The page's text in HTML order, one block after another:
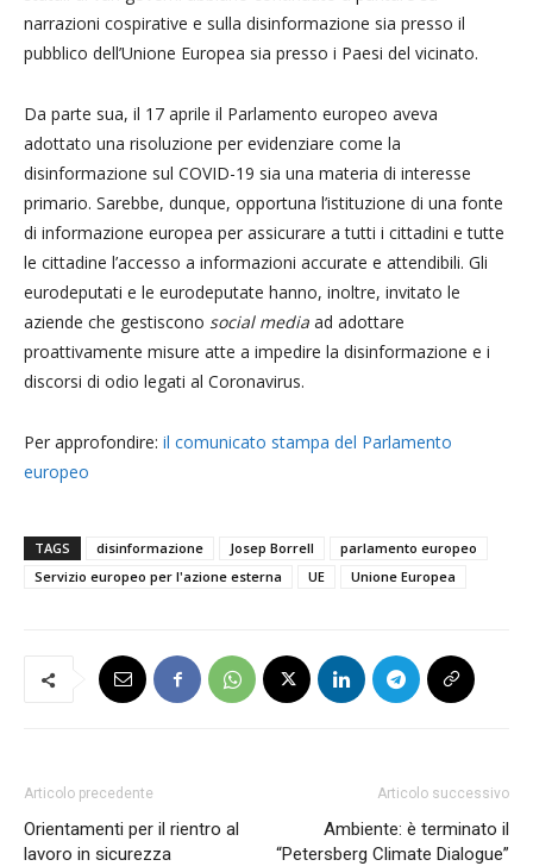
narrazioni cospirative e sulla disinformazione sia presso il
pubblico dell’Unione Europea sia presso i Paesi del vicinato.
Da parte sua, il 17 aprile il Parlamento europeo aveva
adottato una risoluzione per evidenziare come la
disinformazione sul COVID-19 sia una materia di interesse
primario. Sarebbe, dunque, opportuna l’istituzione di una fonte
di informazione europea per assicurare a tutti i cittadini e tutte
le cittadine l’accesso a informazioni accurate e attendibili. Gli
eurodeputati e le eurodeputate hanno, inoltre, invitato le
aziende che gestiscono social media ad adottare
proattivamente misure atte a impedire la disinformazione e i
discorsi di odio legati al Coronavirus.
Per approfondire: il comunicato stampa del Parlamento
europeo
TAGS disinformazione Josep Borrell
parlamento europeo
Servizio europeo per l'azione esterna
UE Unione Europea
Articolo precedente
Orientamenti per il rientro al
lavoro in sicurezza
Articolo successivo
Ambiente: è terminato il
“Petersberg Climate Dialogue”